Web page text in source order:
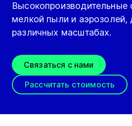
Высокопроизводительные
мелкой пыли и аэрозолей,
различных масштабах.
Связаться с нами
Рассчитать стоимость